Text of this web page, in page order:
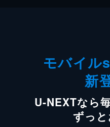
モバイル
新
U-NEXTなら
ずっと